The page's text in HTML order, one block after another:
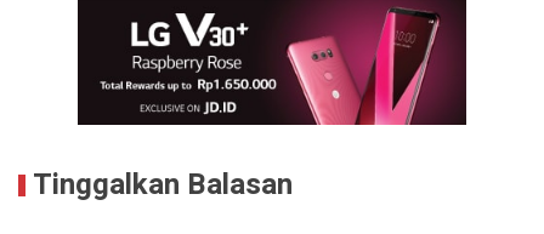
Tinggalkan Balasan